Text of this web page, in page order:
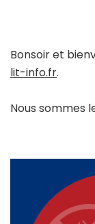
Bonsoir et
lit-info.fr.
Nous sommes